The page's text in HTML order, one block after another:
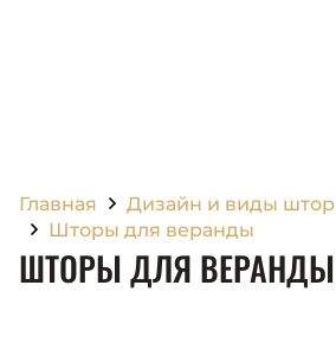
Главная Дизайн и виды штор
Шторы для веранды
ШТОРЫ ДЛЯ ВЕРАНДЫ